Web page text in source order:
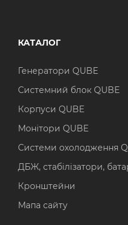
КАТАЛОГ
Генератори QUBE
Системний блок QUBE
Корпуси QUBE
Монітори QUBE
Системи охолодження
ДБЖ, стабілізатори,
Кронштейни
Мапа сайту